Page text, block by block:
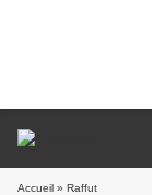
Accueil » Raffut